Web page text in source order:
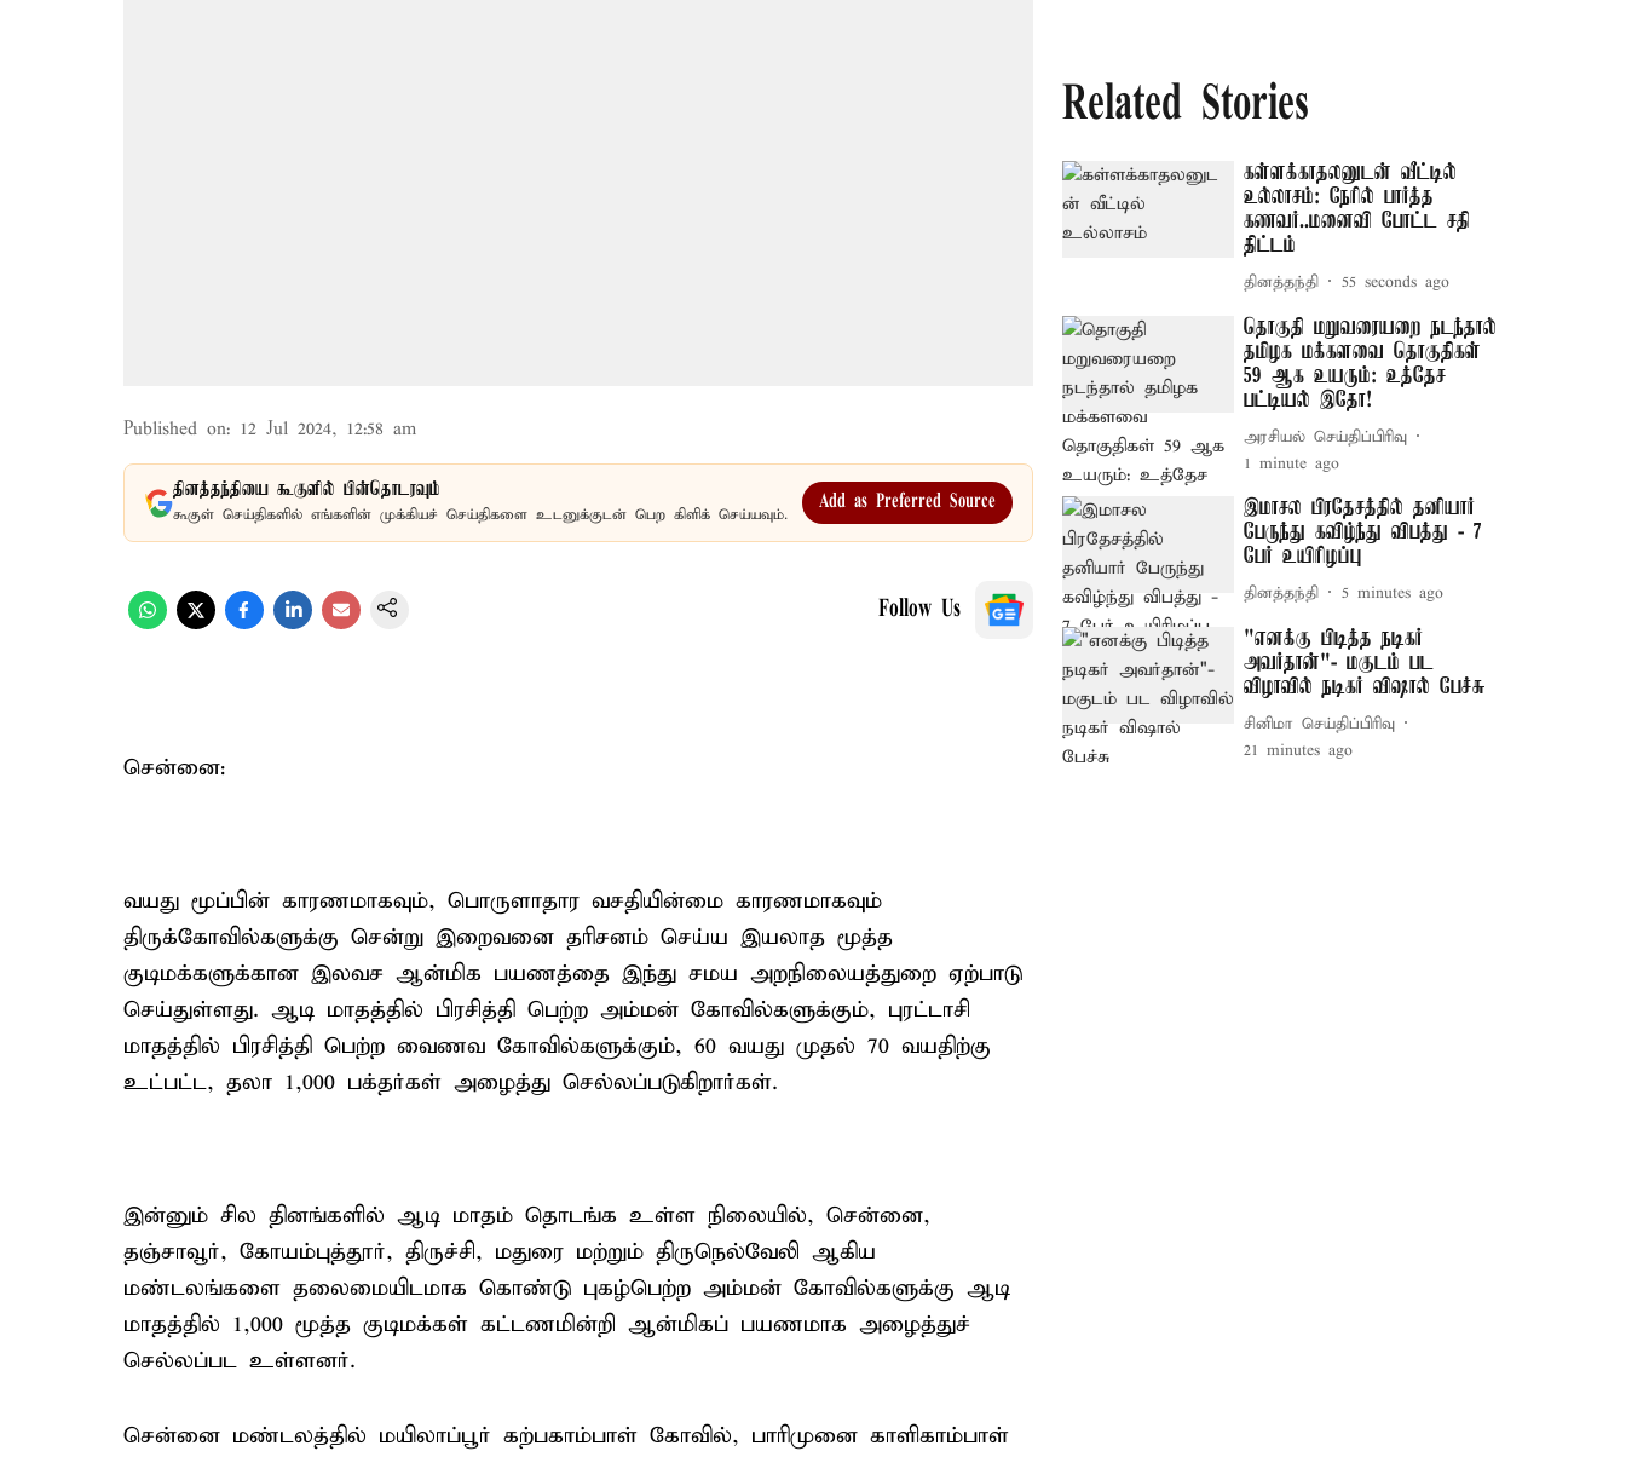
Published on: 12 Jul 2024, 12:58 am
தினத்தந்தியை கூகுளில் பின்தொடரவும்
கூகுள் செய்திகளில் எங்களின் முக்கியச் செய்திகளை உடனுக்குடன் பெற கிளிக் செய்யவும்.
Add as Preferred Source
Follow Us
சென்னை:
வயது மூப்பின் காரணமாகவும், பொருளாதார வசதியின்மை காரணமாகவும்
திருக்கோவில்களுக்கு சென்று இறைவனை தரிசனம் செய்ய இயலாத மூத்த
குடிமக்களுக்கான இலவச ஆன்மிக பயணத்தை இந்து சமய அறநிலையத்துறை ஏற்பாடு
செய்துள்ளது. ஆடி மாதத்தில் பிரசித்தி பெற்ற அம்மன் கோவில்களுக்கும், புரட்டாசி
மாதத்தில் பிரசித்தி பெற்ற வைணவ கோவில்களுக்கும், 60 வயது முதல் 70 வயதிற்கு
உட்பட்ட, தலா 1,000 பக்தர்கள் அழைத்து செல்லப்படுகிறார்கள்.
இன்னும் சில தினங்களில் ஆடி மாதம் தொடங்க உள்ள நிலையில், சென்னை,
தஞ்சாவூர், கோயம்புத்தூர், திருச்சி, மதுரை மற்றும் திருநெல்வேலி ஆகிய
மண்டலங்களை தலைமையிடமாக கொண்டு புகழ்பெற்ற அம்மன் கோவில்களுக்கு ஆடி
மாதத்தில் 1,000 மூத்த குடிமக்கள் கட்டணமின்றி ஆன்மிகப் பயணமாக அழைத்துச்
செல்லப்பட உள்ளனர்.
சென்னை மண்டலத்தில் மயிலாப்பூர் கற்பகாம்பாள் கோவில், பாரிமுனை காளிகாம்பாள்
Related Stories
கள்ளக்காதலனுடன் வீட்டில்
உல்லாசம்: நேரில் பார்த்த
கணவர்..மனைவி போட்ட சதி
திட்டம்
தினத்தந்தி 55 seconds ago
தொகுதி மறுவரையறை நடந்தால்
தமிழக மக்களவை தொகுதிகள்
59 ஆக உயரும்: உத்தேச
பட்டியல் இதோ!
அரசியல் செய்திப்பிரிவு
1 minute ago
இமாசல பிரதேசத்தில் தனியார்
பேருந்து கவிழ்ந்து விபத்து - 7
பேர் உயிரிழப்பு
தினத்தந்தி 5 minutes ago
"எனக்கு பிடித்த நடிகர்
அவர்தான்"- மகுடம் பட
விழாவில் நடிகர் விஷால் பேச்சு
சினிமா செய்திப்பிரிவு
21 minutes ago